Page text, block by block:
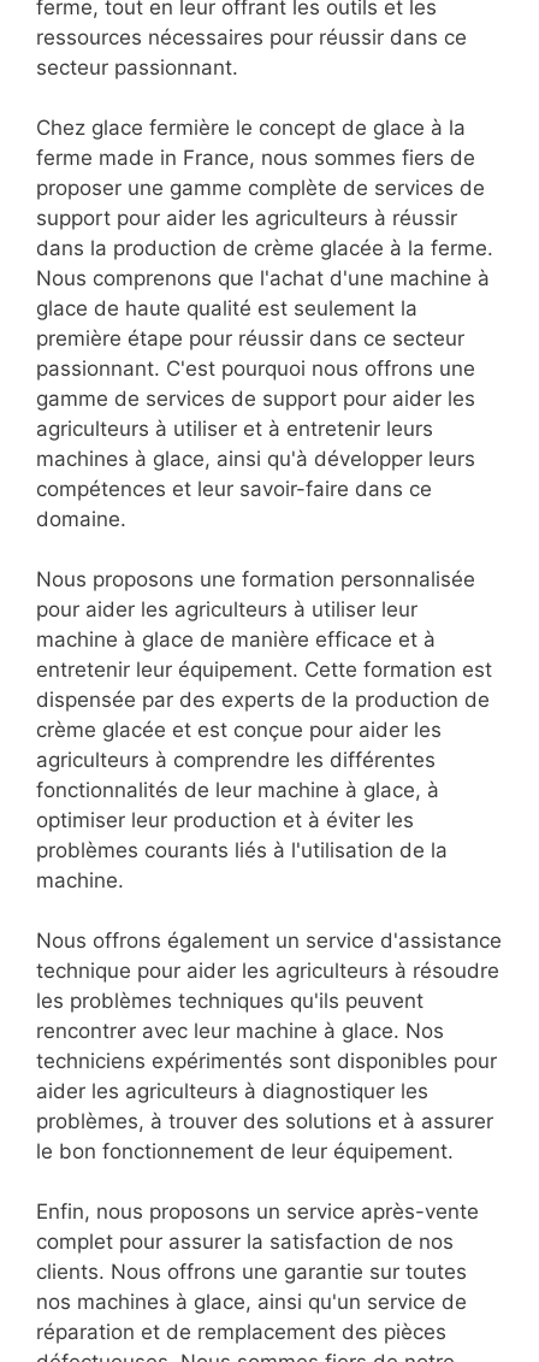
ferme, tout en leur offrant les outils et les
ressources nécessaires pour réussir dans ce
secteur passionnant.
Chez glace fermière le concept de glace à la
ferme made in France, nous sommes fiers de
proposer une gamme complète de services de
support pour aider les agriculteurs à réussir
dans la production de crème glacée à la ferme.
Nous comprenons que l'achat d'une machine à
glace de haute qualité est seulement la
première étape pour réussir dans ce secteur
passionnant. C'est pourquoi nous offrons une
gamme de services de support pour aider les
agriculteurs à utiliser et à entretenir leurs
machines à glace, ainsi qu'à développer leurs
compétences et leur savoir-faire dans ce
domaine.
Nous proposons une formation personnalisée
pour aider les agriculteurs à utiliser leur
machine à glace de manière efficace et à
entretenir leur équipement. Cette formation est
dispensée par des experts de la production de
crème glacée et est conçue pour aider les
agriculteurs à comprendre les différentes
fonctionnalités de leur machine à glace, à
optimiser leur production et à éviter les
problèmes courants liés à l'utilisation de la
machine.
Nous offrons également un service d'assistance
technique pour aider les agriculteurs à résoudre
les problèmes techniques qu'ils peuvent
rencontrer avec leur machine à glace. Nos
techniciens expérimentés sont disponibles pour
aider les agriculteurs à diagnostiquer les
problèmes, à trouver des solutions et à assurer
le bon fonctionnement de leur équipement.
Enfin, nous proposons un service après-vente
complet pour assurer la satisfaction de nos
clients. Nous offrons une garantie sur toutes
nos machines à glace, ainsi qu'un service de
réparation et de remplacement des pièces